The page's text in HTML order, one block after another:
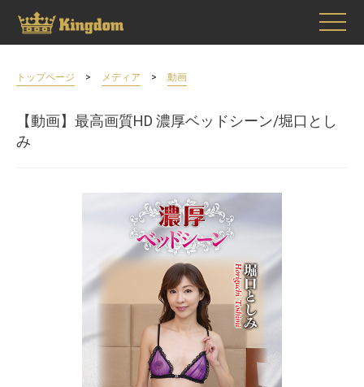
トップページ > メディア > 動画
【動画】最高画質HD 濃厚ベッドシーン/堀口とし
み